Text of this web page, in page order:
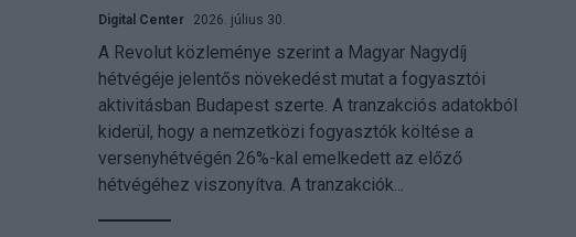
Digital Center 2026. július 30.
A Revolut közleménye szerint a Magyar Nagydíj
hétvégéje jelentős növekedést mutat a fogyasztói
aktivitásban Budapest szerte. A tranzakciós adatokból
kiderül, hogy a nemzetközi fogyasztók költése a
versenyhétvégén 26%-kal emelkedett az előző
hétvégéhez viszonyítva. A tranzakciók...